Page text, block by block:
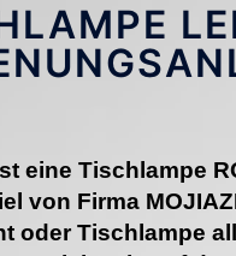
eine Tischlampe
von Firma
oder Tischlampe